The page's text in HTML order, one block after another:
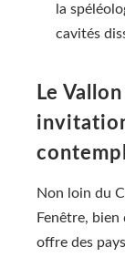
la
cavités
Le
Non loin du
Fenêtre, bien
offre des